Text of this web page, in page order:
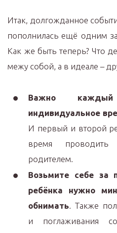
Итак, долгожданное
пополнилась ещё одним
Как же быть теперь? Что
межу собой, а в идеале –
Важно
индивидуальное
И первый и второй
время
родителем.
Возьмите себе за
ребёнка нужно
обнимать . Также
и поглаживания